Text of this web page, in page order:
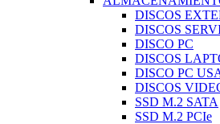
DISCOS
DISCOS
DISCO PC
DISCOS
DISCO PC
DISCOS
SSD M.2 SATA
SSD M.2 PCIe